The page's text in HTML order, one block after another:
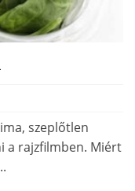
szeplőtlen
a rajzfilmben. Miért